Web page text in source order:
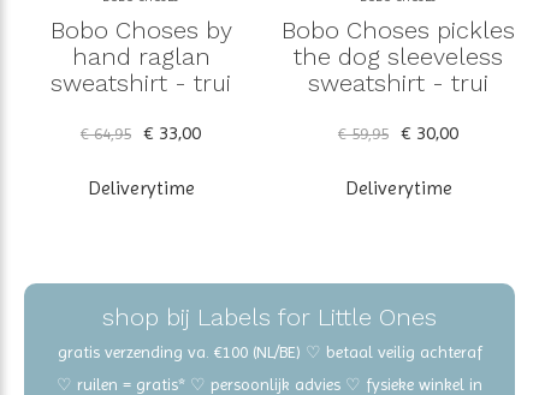
Bobo Choses by
hand raglan
sweatshirt - trui
€ 64,95 € 33,00
Deliverytime
Bobo Choses pickles
the dog sleeveless
sweatshirt - trui
€ 59,95 € 30,00
Deliverytime
shop bij Labels for Little Ones
gratis verzending va. €100 (NL/BE) ♡ betaal veilig achteraf
♡ ruilen = gratis* ♡ persoonlijk advies ♡ fysieke winkel in